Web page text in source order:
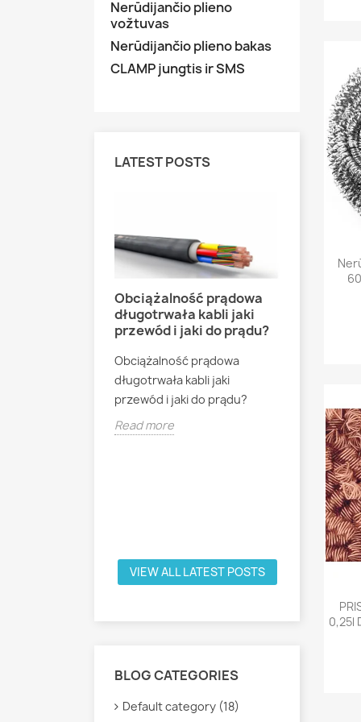
Nerūdijančio plieno
vožtuvas
Nerūdijančio plieno bakas
CLAMP jungtis ir SMS
LATEST POSTS
Obciążalność prądowa
długotrwała kabli jaki
przewód i jaki do prądu?
Obciążalność prądowa
długotrwała kabli jaki
przewód i jaki do prądu?
Read more
Jak
Read
VIEW ALL LATEST POSTS
BLOG CATEGORIES
Default category (18)
0,25l